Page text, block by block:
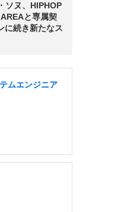
ソヌ、HIPHOP
と専属契
に続き新たなス
ムエンジニア